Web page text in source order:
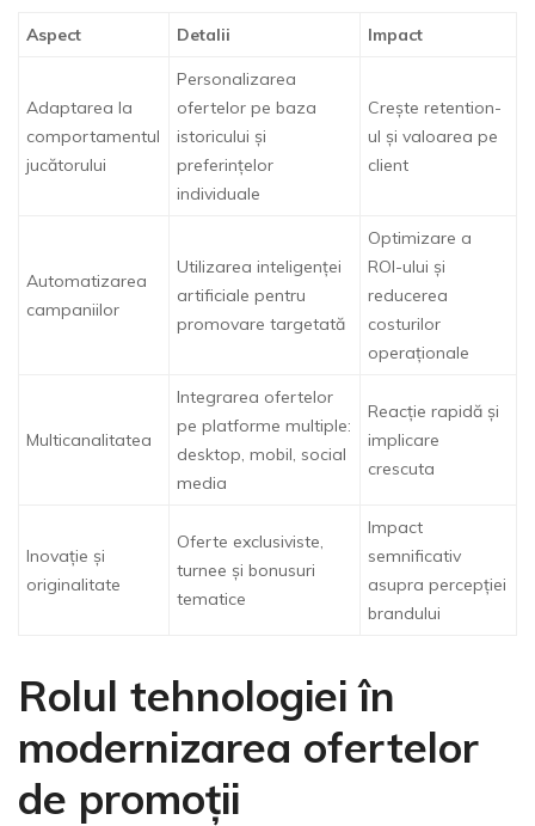
Aspect Detalii Impact
Adaptarea la
comportamentul
jucătorului
Personalizarea
ofertelor pe baza
istoricului și
preferințelor
individuale
Crește retention-
ul și valoarea pe
client
Automatizarea
campaniilor
Utilizarea inteligenței
artificiale pentru
promovare targetată
Optimizare a
ROI-ului și
reducerea
costurilor
operaționale
Multicanalitatea
Integrarea ofertelor
pe platforme multiple:
desktop, mobil, social
media
Reacție rapidă și
implicare
crescuta
Inovație și
originalitate
Oferte exclusiviste,
turnee și bonusuri
tematice
Impact
semnificativ
asupra percepției
brandului
Rolul tehnologiei în
modernizarea ofertelor
de promoții